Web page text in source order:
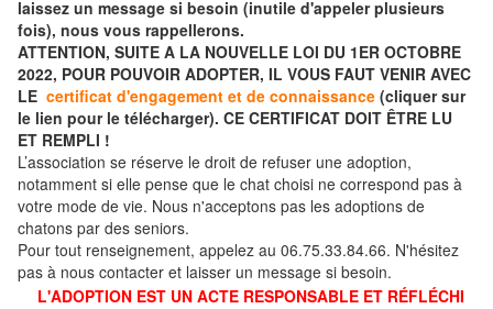
laissez un message si besoin (inutile d'appeler plusieurs
fois), nous vous rappellerons.
ATTENTION, SUITE A LA NOUVELLE LOI DU 1ER OCTOBRE
2022, POUR POUVOIR ADOPTER, IL VOUS FAUT VENIR AVEC
LE certificat d'engagement et de connaissance (cliquer sur
le lien pour le télécharger). CE CERTIFICAT DOIT ÊTRE LU
ET REMPLI !
L’association se réserve le droit de refuser une adoption,
notamment si elle pense que le chat choisi ne correspond pas à
votre mode de vie. Nous n'acceptons pas les adoptions de
chatons par des seniors.
Pour tout renseignement, appelez au 06.75.33.84.66. N'hésitez
pas à nous contacter et laisser un message si besoin.
L'ADOPTION EST UN ACTE RESPONSABLE ET RÉFLÉCHI